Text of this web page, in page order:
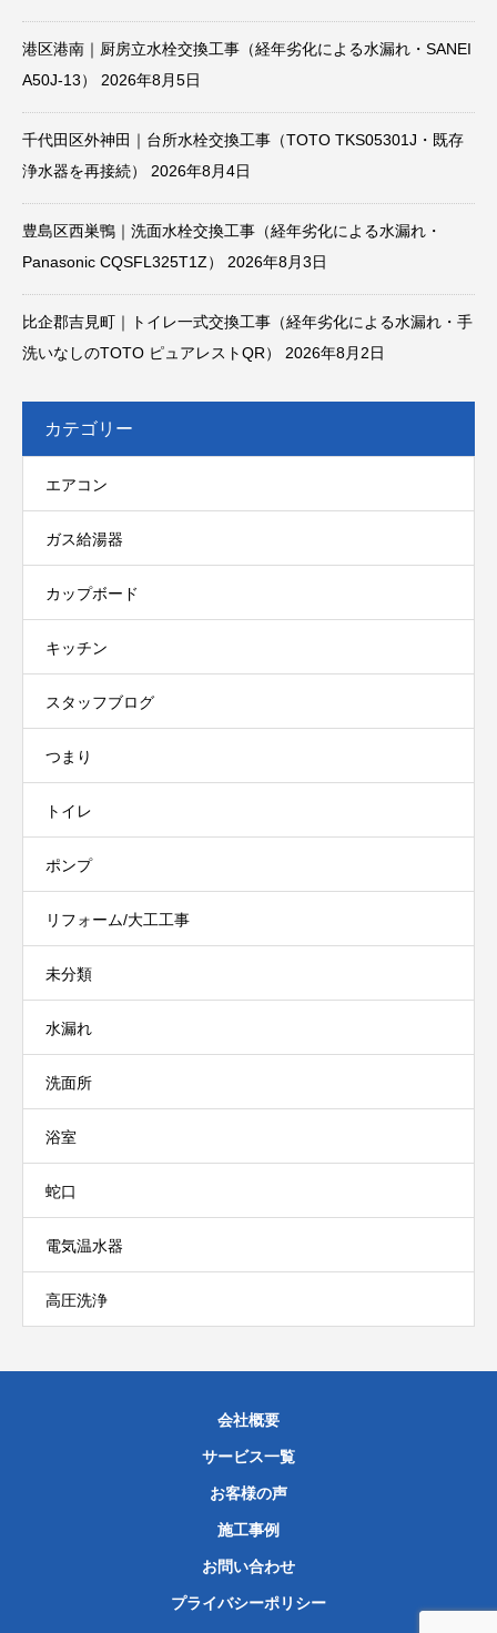
港区港南｜厨房立水栓交換工事（経年劣化による水漏れ・SANEI
A50J-13）
2026年8月5日
千代田区外神田｜台所水栓交換工事（TOTO TKS05301J・既存
浄水器を再接続）
2026年8月4日
豊島区西巣鴨｜洗面水栓交換工事（経年劣化による水漏れ・
Panasonic CQSFL325T1Z）
2026年8月3日
比企郡吉見町｜トイレ一式交換工事（経年劣化による水漏れ・手
洗いなしのTOTO ピュアレストQR）
2026年8月2日
カテゴリー
エアコン
ガス給湯器
カップボード
キッチン
スタッフブログ
つまり
トイレ
ポンプ
リフォーム/大工工事
未分類
水漏れ
洗面所
浴室
蛇口
電気温水器
高圧洗浄
会社概要
サービス一覧
お客様の声
施工事例
お問い合わせ
プライバシーポリシー